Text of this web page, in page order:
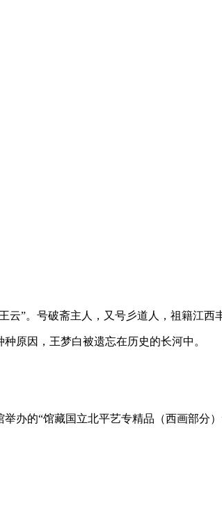
云”。号破斋主人，又号彡道人，祖籍江西
原因，王梦白被遗忘在历史的长河中。
办的“馆藏国立北平艺专精品（西画部分